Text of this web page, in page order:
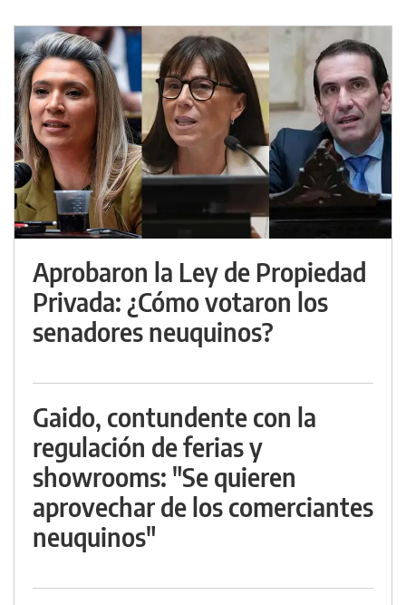
Aprobaron la Ley de Propiedad
Privada: ¿Cómo votaron los
senadores neuquinos?
Gaido, contundente con la
regulación de ferias y
showrooms: "Se quieren
aprovechar de los comerciantes
neuquinos"